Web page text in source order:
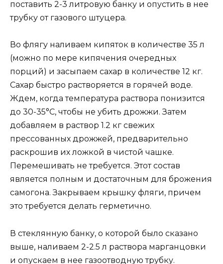
поставить 2-3 литровую банку и опустить в нее
трубку от газового штуцера.
Во флягу наливаем кипяток в количестве 35 л
(можно по мере кипячения очередных
порций) и засыпаем сахар в количестве 12 кг.
Сахар быстро растворяется в горячей воде.
Ждем, когда температура раствора понизится
до 30-35°С, чтобы не убить дрожжи. Затем
добавляем в раствор 1.2 кг свежих
прессованных дрожжей, предварительно
раскрошив их ложкой в чистой чашке.
Перемешивать не требуется. Этот состав
является полным и достаточным для брожения
самогона. Закрываем крышку фляги, причем
это требуется делать герметично.
В стеклянную банку, о которой было сказано
выше, наливаем 2-2.5 л раствора марганцовки
и опускаем в нее газоотводную трубку.